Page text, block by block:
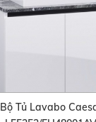
Bộ Tủ Lavabo